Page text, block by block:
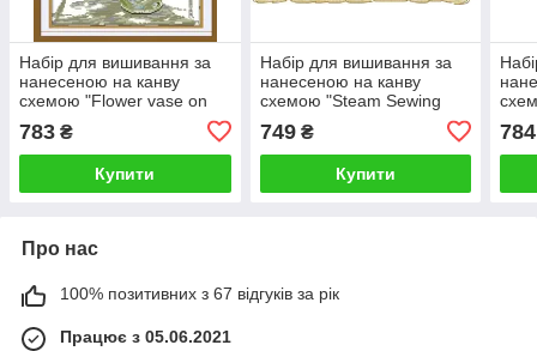
Набір для вишивання за
нанесеною на канву
схемою "Flower vase on
printed, 29*35 см
783 ₴
Купити
Набір для вишивання за
нанесеною на канву
схемою "Steam Sewing
printed , 42*32 см
749₴
Купити
см
784
Про нас
100% позитивних з 67 відгуків за рік
Працює з 05.06.2021